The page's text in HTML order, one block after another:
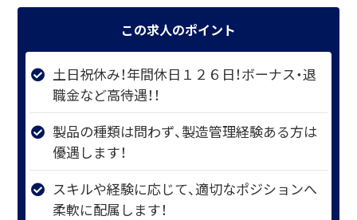
この求人のポイント
土日祝休み！年間休日１２６日！ボーナス・退
職金など高待遇！！
製品の種類は問わず、製造管理経験ある方は
優遇します！
スキルや経験に応じて、適切なポジションへ
柔軟に配属します！